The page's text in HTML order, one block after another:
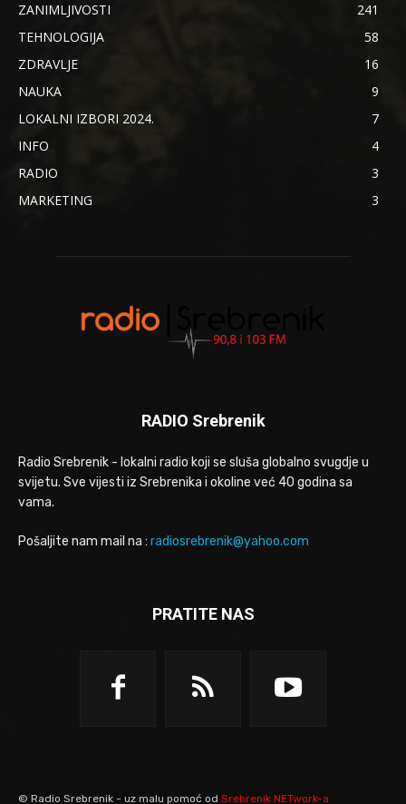
ZANIMLJIVOSTI
241
TEHNOLOGIJA
58
ZDRAVLJE
16
NAUKA
9
LOKALNI IZBORI 2024.
7
INFO
4
RADIO
3
MARKETING
3
RADIO Srebrenik
Radio Srebrenik - lokalni radio koji se sluša globalno svugdje u
svijetu. Sve vijesti iz Srebrenika i okoline već 40 godina sa
vama.
Pošaljite nam mail na : radiosrebrenik@yahoo.com
PRATITE NAS
© Radio Srebrenik - uz malu pomoć od Srebrenik.NETwork-a